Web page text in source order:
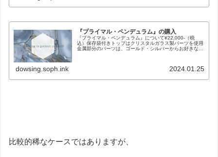
『プライマル・ペンデュラム』の購入
『プライマル・ペンデュラム』について¥22,000-（税
込）保存袋付きトップはクリスタルガラス製パーツを使用
金属部分のパーツは、ゴールド・シルバーからお好きな方
dowsing.soph.ink 2024.01.25
比較的稀なケースではありますが、